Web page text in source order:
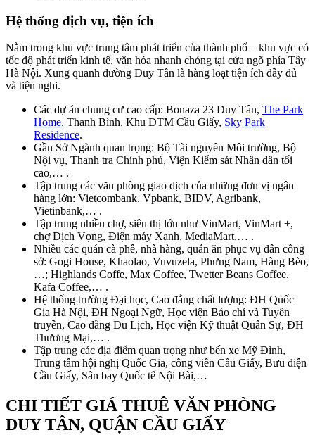
Hệ thống dịch vụ, tiện ích
Nằm trong khu vực trung tâm phát triển của thành phố – khu vực có
tốc độ phát triển kinh tế, văn hóa nhanh chóng tại cửa ngõ phía Tây
Hà Nội. Xung quanh đường Duy Tân là hàng loạt tiện ích đầy đủ
và tiện nghi.
Các dự án chung cư cao cấp: Bonaza 23 Duy Tân, The Park
Home, Thanh Bình, Khu ĐTM Cầu Giấy, Sky Park
Residence.
Gần Sở Ngành quan trọng: Bộ Tài nguyên Môi trường, Bộ
Nội vụ, Thanh tra Chính phủ, Viện Kiểm sát Nhân dân tối
cao,… .
Tập trung các văn phòng giao dịch của những đơn vị ngân
hàng lớn: Vietcombank, Vpbank, BIDV, Agribank,
Vietinbank,… .
Tập trung nhiều chợ, siêu thị lớn như VinMart, VinMart +,
chợ Dịch Vọng, Điện máy Xanh, MediaMart,… .
Nhiều các quán cà phê, nhà hàng, quán ăn phục vụ dân công
sở: Gogi House, Khaolao, Vuvuzela, Phưng Nam, Hàng Bèo,
…; Highlands Coffe, Max Coffee, Twetter Beans Coffee,
Kafa Coffee,… .
Hệ thống trường Đại học, Cao đẳng chất lượng: ĐH Quốc
Gia Hà Nội, ĐH Ngoại Ngữ, Học viện Báo chí và Tuyên
truyền, Cao đẳng Du Lịch, Học viện Kỹ thuật Quân Sự, ĐH
Thương Mại,… .
Tập trung các địa điểm quan trọng như bến xe Mỹ Đình,
Trung tâm hội nghị Quốc Gia, công viên Cầu Giấy, Bưu điện
Cầu Giấy, Sân bay Quốc tế Nội Bài,…
CHI TIẾT GIÁ THUÊ VĂN PHÒNG
DUY TÂN, QUẬN CẦU GIẤY